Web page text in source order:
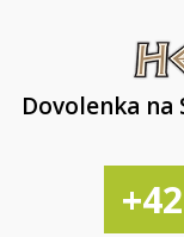
Dovolenka na